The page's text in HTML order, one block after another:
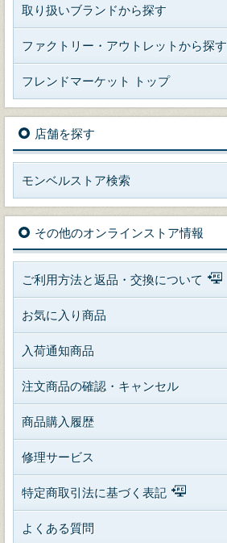
取り扱いブランドから探す
ファクトリー・アウトレットから探す
フレンドマーケット トップ
店舗を探す
モンベルストア検索
その他のオンラインストア情報
ご利用方法と返品・交換について
お気に入り商品
入荷通知商品
注文商品の確認・キャンセル
商品購入履歴
修理サービス
特定商取引法に基づく表記
よくある質問